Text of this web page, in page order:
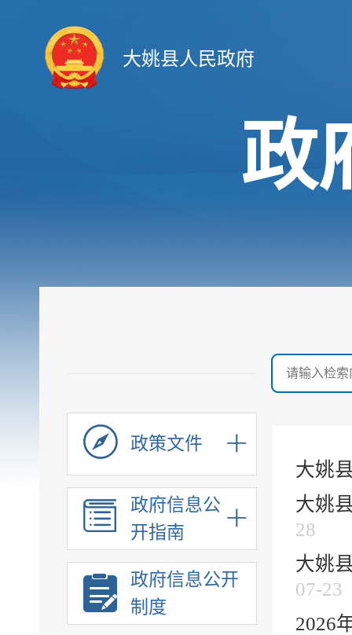
大姚县人民政府
政
政策文件
政府信息公
开指南
政府信息公开
制度
大姚
大姚
28
大姚
07-23
2026